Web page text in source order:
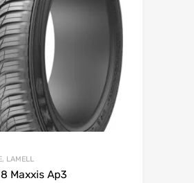
LAMELL
Maxxis Ap3